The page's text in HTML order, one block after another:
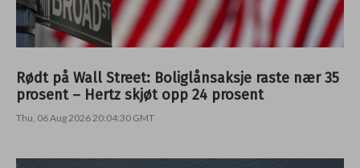
Rødt på Wall Street: Boliglånsaksje raste nær 35
prosent – Hertz skjøt opp 24 prosent
Thu, 06 Aug 2026 20:04:30 GMT